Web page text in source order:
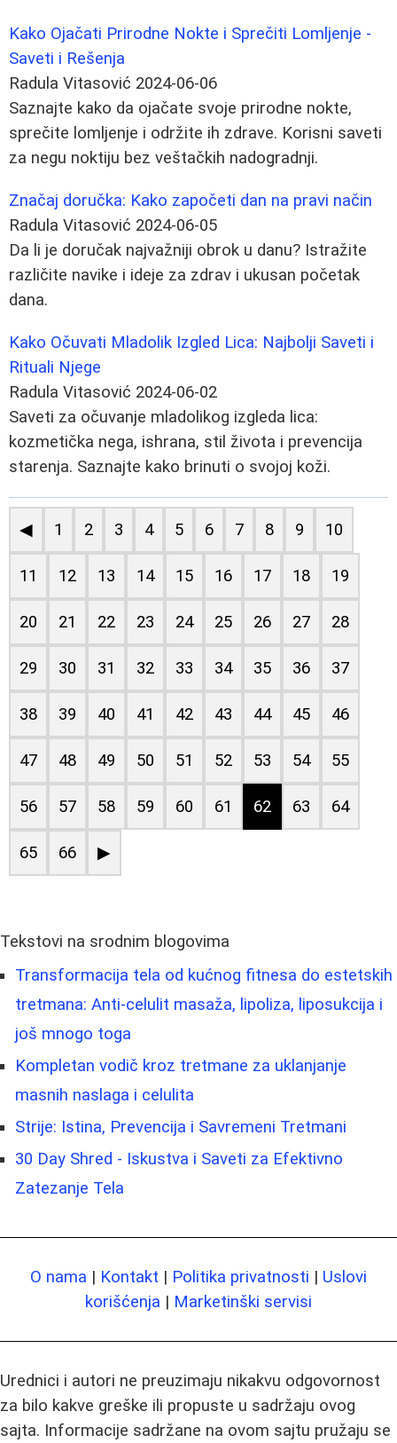
Kako Ojačati Prirodne Nokte i Sprečiti Lomljenje -
Saveti i Rešenja
Radula Vitasović 2024-06-06
Saznajte kako da ojačate svoje prirodne nokte,
sprečite lomljenje i održite ih zdrave. Korisni saveti
za negu noktiju bez veštačkih nadogradnji.
Značaj doručka: Kako započeti dan na pravi način
Radula Vitasović 2024-06-05
Da li je doručak najvažniji obrok u danu? Istražite
različite navike i ideje za zdrav i ukusan početak
dana.
Kako Očuvati Mladolik Izgled Lica: Najbolji Saveti i
Rituali Njege
Radula Vitasović 2024-06-02
Saveti za očuvanje mladolikog izgleda lica:
kozmetička nega, ishrana, stil života i prevencija
starenja. Saznajte kako brinuti o svojoj koži.
◀ 1 2 3 4 5 6 7 8 9 10
11 12 13 14 15 16 17 18 19
20 21 22 23 24 25 26 27 28
29 30 31 32 33 34 35 36 37
38 39 40 41 42 43 44 45 46
47 48 49 50 51 52 53 54 55
56 57 58 59 60 61 62 63 64
65 66 ▶
Tekstovi na srodnim blogovima
Transformacija tela od kućnog fitnesa do estetskih
tretmana: Anti-celulit masaža, lipoliza, liposukcija i
još mnogo toga
Kompletan vodič kroz tretmane za uklanjanje
masnih naslaga i celulita
Strije: Istina, Prevencija i Savremeni Tretmani
30 Day Shred - Iskustva i Saveti za Efektivno
Zatezanje Tela
O nama | Kontakt | Politika privatnosti | Uslovi
korišćenja | Marketinški servisi
Urednici i autori ne preuzimaju nikakvu odgovornost
za bilo kakve greške ili propuste u sadržaju ovog
sajta. Informacije sadržane na ovom sajtu pružaju se